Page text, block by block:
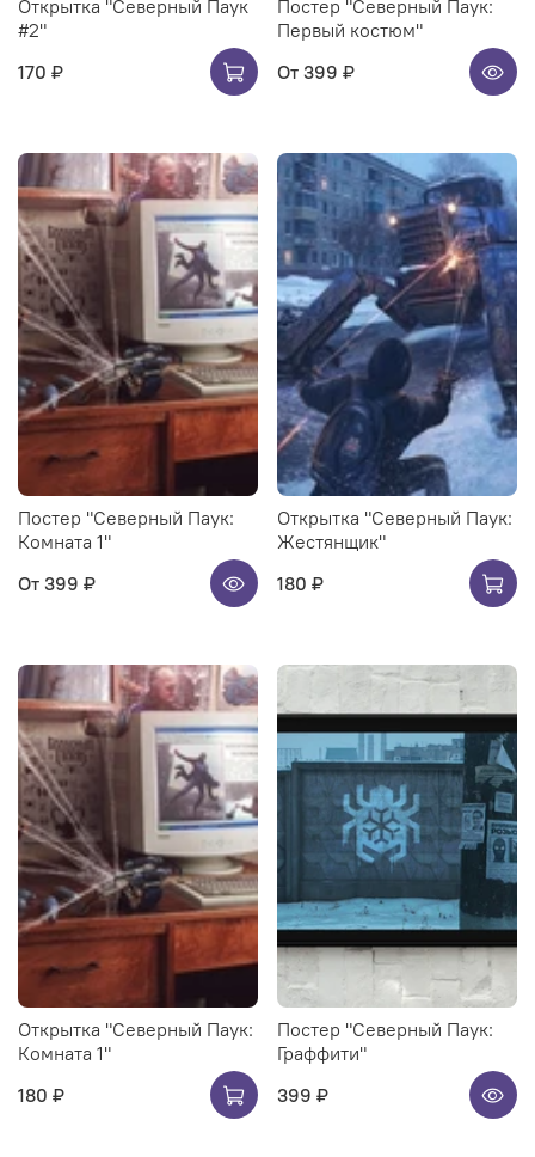
Открытка "Северный Паук
#2"
170 ₽
Постер "Северный Паук:
Первый костюм"
От 399 ₽
Постер "Северный Паук:
Комната 1"
От 399 ₽
Открытка "Северный Паук:
Жестянщик"
180 ₽
Открытка "Северный Паук:
Комната 1"
180 ₽
Постер "Северный Паук:
Граффити"
399 ₽